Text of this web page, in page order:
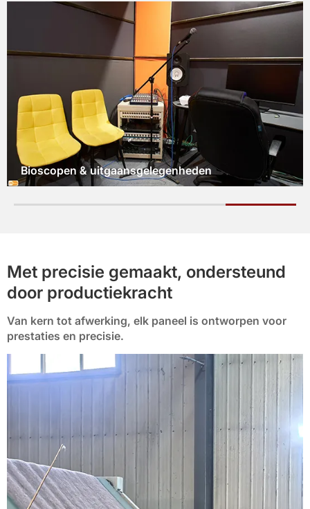
Hotellobby's en kamers
Met precisie gemaakt, ondersteund
door productiekracht
Van kern tot afwerking, elk paneel is ontworpen voor
prestaties en precisie.